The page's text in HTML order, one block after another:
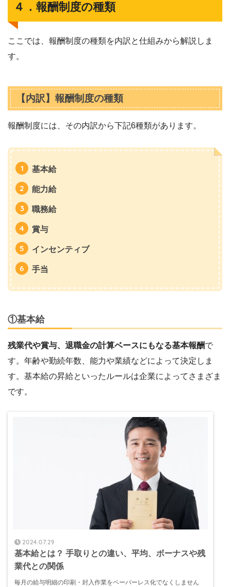
４．報酬制度の種類
ここでは、報酬制度の種類を内訳と仕組みから解説しま
す。
【内訳】報酬制度の種類
報酬制度には、その内訳から下記6種類があります。
基本給
能力給
職務給
賞与
インセンティブ
手当
①基本給
残業代や賞与、退職金の計算ベースにもなる基本報酬で
す。年齢や勤続年数、能力や業績などによって決定しま
す。基本給の昇給といったルールは企業によってさまざま
です。
2024.07.29
基本給とは？ 手取りとの違い、平均、ボーナスや残
業代との関係
毎月の給与明細の印刷・封入作業をペーパーレス化でなくしません